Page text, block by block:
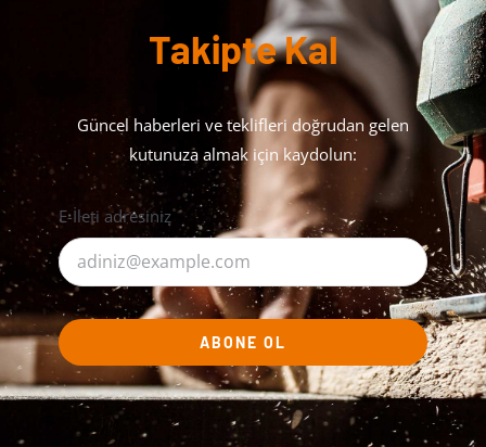
Takipte Kal
Güncel haberleri ve teklifleri doğrudan gelen
kutunuza almak için kaydolun:
E-İleti adresiniz
ABONE OL